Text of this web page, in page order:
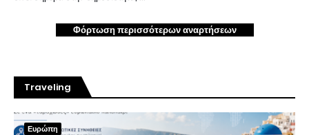
Φόρτωση περισσότερων αναρτήσεων
Traveling
Ευρώπη